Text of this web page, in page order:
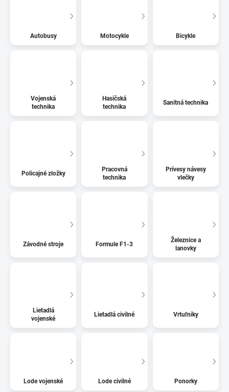
Autobusy Motocykle Bicykle
Vojenská
technika
Hasičská
technika
Sanitná technika
Policajné zložky
Pracovná
technika
Prívesy návesy
vlečky
Závodné stroje Formule F1-3
Železnice a
lanovky
Lietadlá
vojenské
Lietadlá civilné Vrtuľníky
Lode vojenské Lode civilné Ponorky